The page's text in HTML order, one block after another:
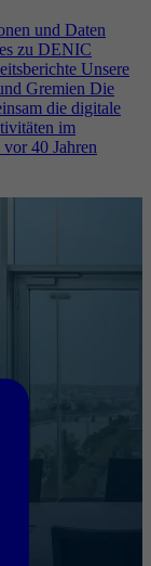
und Daten
zu DENIC
Unsere
Gremien Die
die digitale
im
40 Jahren